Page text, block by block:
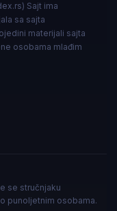
Sajt ima
sa sajta
materijali sajta
osobama mlađim
se stručnjaku
punoljetnim osobama.